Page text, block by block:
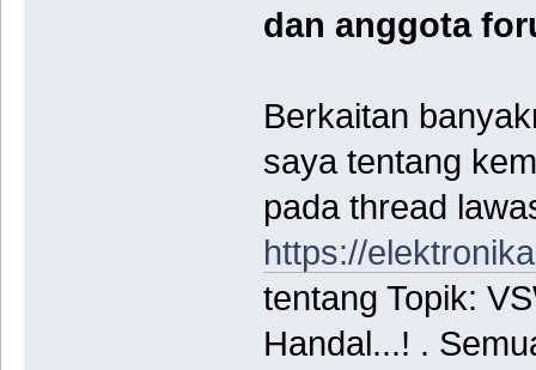
dan anggota
Berkaitan
saya tentang
pada thread
https://
tentang Topik:
Handal...! .